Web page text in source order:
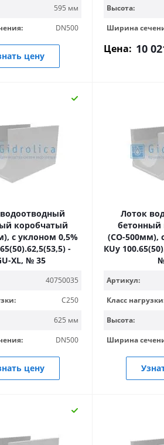
595 мм
DN500
цену
Высота:
Ширина
Цена: 10
коробчатый
с уклоном 0,5%
-
XL, № 35
40750035
C250
625 мм
DN500
цену
Лоток
бетонный
(СО-500мм),
КUу
Артикул:
Класс
Высота:
Ширина